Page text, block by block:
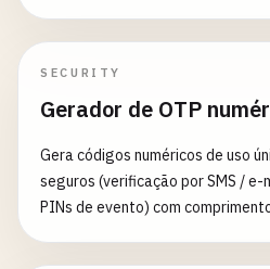
SECURITY
Gerador de OTP
Gera códigos numéricos de uso
seguros (verificação por SMS /
PINs de evento) com